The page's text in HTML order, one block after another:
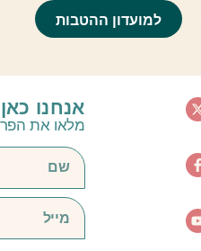
למועדון ההטבות
אנחנו
מלאו את